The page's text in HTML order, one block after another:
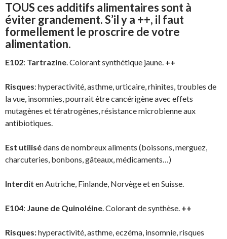
TOUS ces additifs alimentaires sont à
éviter grandement. S’il y a ++, il faut
formellement le proscrire de votre
alimentation.
E102: Tartrazine. Colorant synthétique jaune. ++
Risques: hyperactivité, asthme, urticaire, rhinites, troubles de
la vue, insomnies, pourrait être cancérigène avec effets
mutagènes et tératrogènes, résistance microbienne aux
antibiotiques.
Est utilisédans de nombreux aliments (boissons, merguez,
charcuteries, bonbons, gâteaux, médicaments…)
Interdit en Autriche, Finlande, Norvège et en Suisse.
E104: Jaune de Quinoléine. Colorant de synthèse. ++
Risques:hyperactivité, asthme, eczéma, insomnie, risques